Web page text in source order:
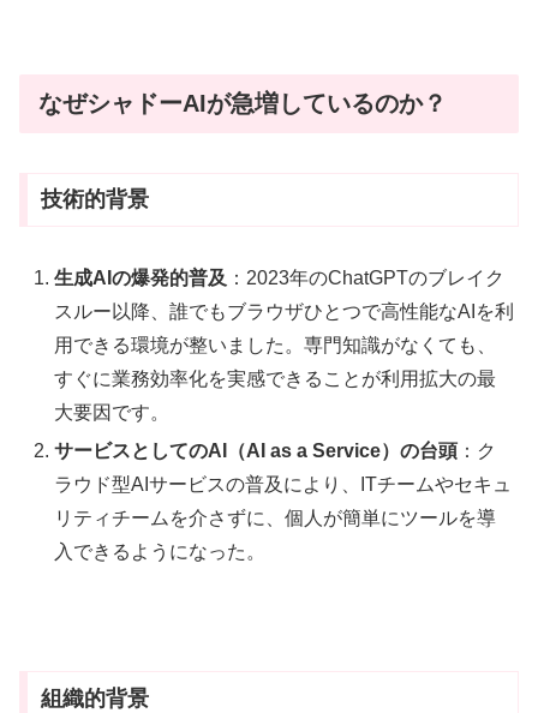
なぜシャドーAIが急増しているのか？
技術的背景
生成AIの爆発的普及 ：2023年のChatGPTのブレイク
スルー以降、誰でもブラウザひとつで高性能なAIを利
用できる環境が整いました。専門知識がなくても、
すぐに業務効率化を実感できることが利用拡大の最
大要因です。
サービスとしてのAI（AI as a Service）の台頭 ：ク
ラウド型AIサービスの普及により、ITチームやセキュ
リティチームを介さずに、個人が簡単にツールを導
入できるようになった。
組織的背景